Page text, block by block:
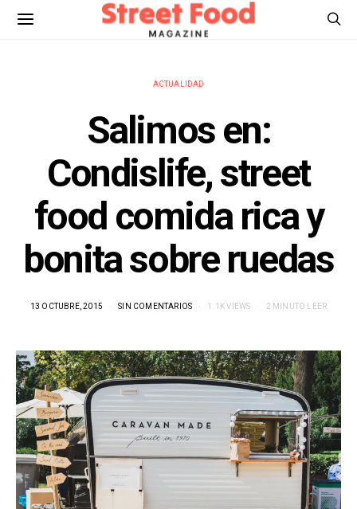
ACTUALIDAD
Salimos en:
Condislife, street
food comida rica y
bonita sobre ruedas
13 OCTUBRE, 2015 SIN COMENTARIOS 1.1K VIEWS 2 MINUTO LEER